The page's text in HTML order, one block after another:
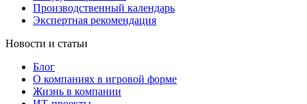
Производственный календарь
Экспертная рекомендация
Новости и статьи
Блог
О компаниях в игровой форме
Жизнь в компании